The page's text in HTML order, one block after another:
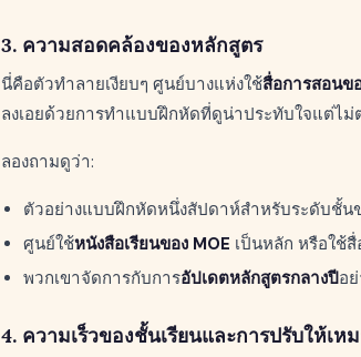
3. ความสอดคล้องของหลักสูตร
นี่คือตัวทำลายเงียบๆ ศูนย์บางแห่งใช้สื่อการสอนข
ลงเอยด้วยการทำแบบฝึกหัดที่ดูน่าประทับใจแต่ไม่
ลองถามดูว่า:
ตัวอย่างแบบฝึกหัดหนึ่งสัปดาห์สำหรับระดับชั้
ศูนย์ใช้หนังสือเรียนของ MOE เป็นหลัก หรือใช้
พวกเขาจัดการกับการอัปเดตหลักสูตรกลางปีอ
4. ความเร็วของชั้นเรียนและการปรับให้เห